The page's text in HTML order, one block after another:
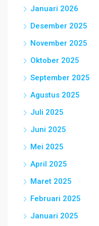
Januari 2026
Desember 2025
November 2025
Oktober 2025
September 2025
Agustus 2025
Juli 2025
Juni 2025
Mei 2025
April 2025
Maret 2025
Februari 2025
Januari 2025